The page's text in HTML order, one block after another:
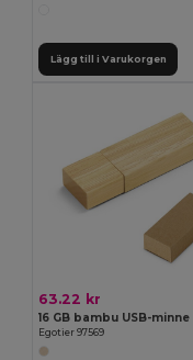
Lägg till i Varukorgen
63.22 kr
16 GB bambu USB-minne
Egotier 97569